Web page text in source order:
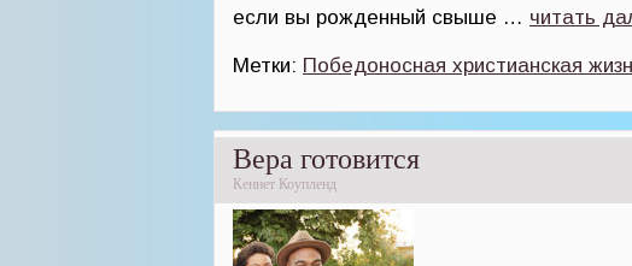
если вы рожденный свыше … читать
Метки: Победоносная христианская
Вера готовится
Кеннет Коупленд